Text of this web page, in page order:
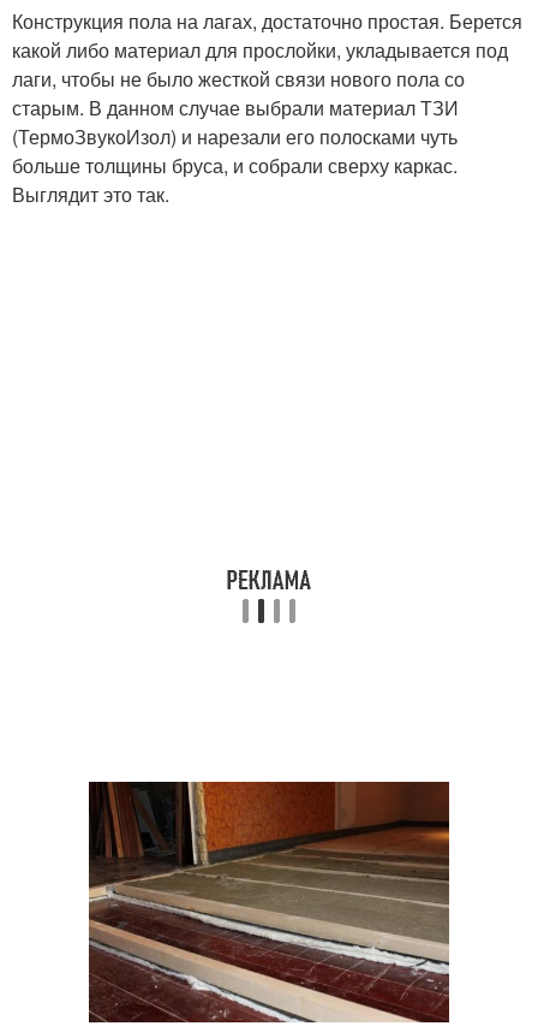
Конструкция пола на лагах, достаточно простая. Берется
какой либо материал для прослойки, укладывается под
лаги, чтобы не было жесткой связи нового пола со
старым. В данном случае выбрали материал ТЗИ
(ТермоЗвукоИзол) и нарезали его полосками чуть
больше толщины бруса, и собрали сверху каркас.
Выглядит это так.